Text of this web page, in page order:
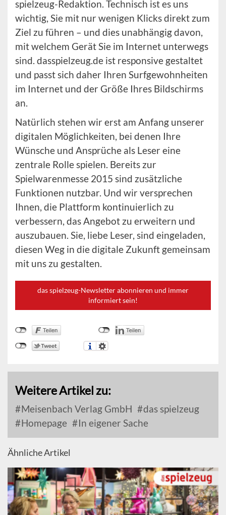
spielzeug-Redaktion. Technisch ist es uns
wichtig, Sie mit nur wenigen Klicks direkt zum
Ziel zu führen – und dies unabhängig davon,
mit welchem Gerät Sie im Internet unterwegs
sind. dasspielzeug.de ist responsive gestaltet
und passt sich daher Ihren Surfgewohnheiten
im Internet und der Größe Ihres Bildschirms
an.
Natürlich stehen wir erst am Anfang unserer
digitalen Möglichkeiten, bei denen Ihre
Wünsche und Ansprüche als Leser eine
zentrale Rolle spielen. Bereits zur
Spielwarenmesse 2015 sind zusätzliche
Funktionen nutzbar. Und wir versprechen
Ihnen, die Plattform kontinuierlich zu
verbessern, das Angebot zu erweitern und
auszubauen. Sie, liebe Leser, sind eingeladen,
diesen Weg in die digitale Zukunft gemeinsam
mit uns zu gestalten.
das spielzeug-Newsletter abonnieren und immer
informiert sein!
Weitere Artikel zu:
Meisenbach Verlag GmbH
das spielzeug
Homepage
In eigener Sache
Ähnliche Artikel